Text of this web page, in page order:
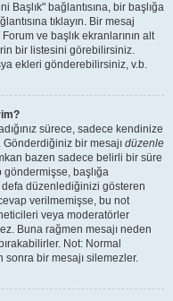
Başlık" bağlantısına, bir başlığa
tıklayın. Bir mesaj
ve başlık ekranlarının alt
bir listesini görebilirsiniz.
ekleri gönderebilirsiniz, v.b.
sürece, sadece kendinize
bir mesajı düzenle
bazen sadece belirli bir süre
göndermişse, başlığa
defa düzenlediğinizi gösteren
verilmemişse, bu not
veya moderatörler
Buna rağmen mesajı neden
Not: Normal
sonra bir mesajı silemezler.